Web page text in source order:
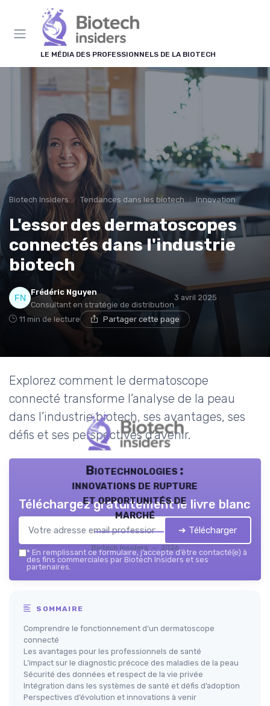
LE MÉDIA DES PROFESSIONNELS DE LA BIOTECH
Biotech Insiders Tendances dans les biotech Innovation
L'essor des dermatoscopes
connectés dans l'industrie
biotech
Frédéric Nguyen
Consultant en stratégie de distribution
3 avril 2025
11 min de lecture Partager cette page
Explorez comment le dermatoscope
connecté transforme l’analyse de la peau
dans l’industrie biotech, ses avantages, ses
défis et ses perspectives d’avenir.
Biotechnologies :
innovations de rupture
et opportunités de
marché
Biotech Insiders — 2026
Téléchargez gratuitement le livre blanc
➔ Télécharger
* En remplissant ce formulaire, j’accepte d’être contacté(e) à
des fins commerciales par Biotech Insiders et ses
partenaires.
SOMMAIRE
Comprendre le fonctionnement d’un dermatoscope
connecté
Les avantages pour les professionnels de santé
L’impact sur le diagnostic précoce des maladies de la peau
Sécurité des données et respect de la vie privée
Intégration dans les systèmes de santé et défis d’adoption
Perspectives d’évolution et innovations à venir
Panneau de gestion des cookies